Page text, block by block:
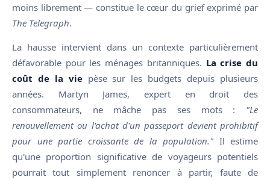
moins librement — constitue le cœur du grief exprimé par
The Telegraph.
La hausse intervient dans un contexte particulièrement
défavorable pour les ménages britanniques. La crise du
coût de la viepèse sur les budgets depuis plusieurs
années. Martyn James, expert en droit des
consommateurs, ne mâche pas ses mots : "Le
renouvellement ou l'achat d'un passeport devient prohibitif
pour une partie croissante de la population." Il estime
qu'une proportion significative de voyageurs potentiels
pourrait tout simplement renoncer à partir, faute de